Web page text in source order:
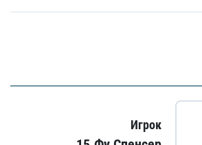
Игрок